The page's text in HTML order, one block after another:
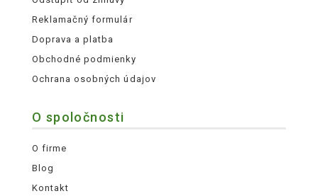
Reklamačný formulár
Doprava a platba
Obchodné podmienky
Ochrana osobných údajov
O spoločnosti
O firme
Blog
Kontakt